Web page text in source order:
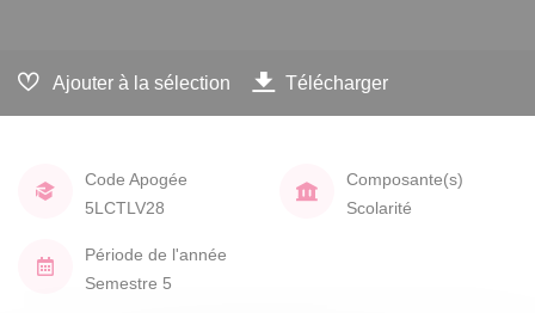
Ajouter à la sélection Télécharger
Code Apogée
5LCTLV28
Composante(s)
Scolarité
Période de l'année
Semestre 5